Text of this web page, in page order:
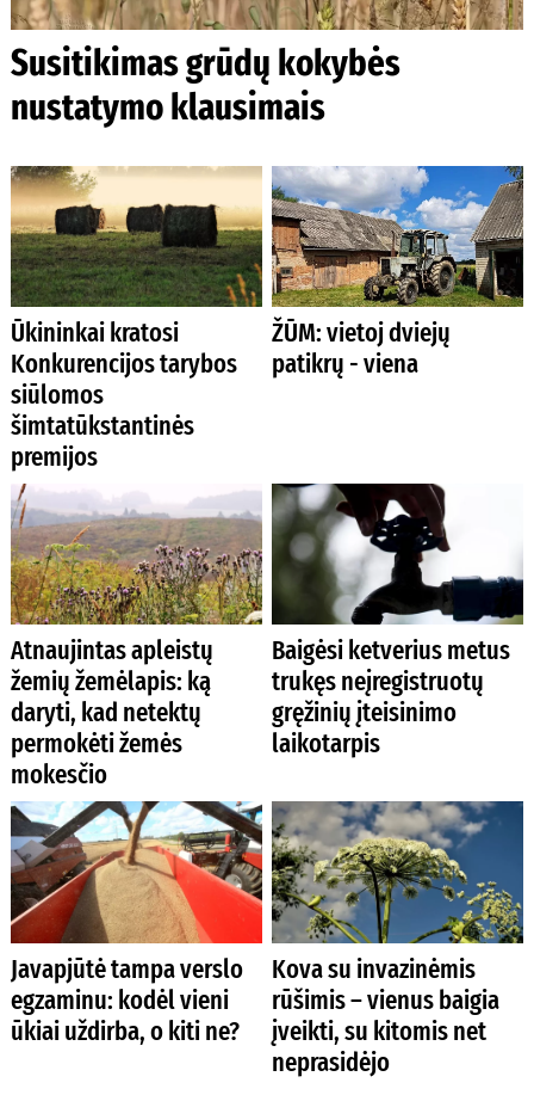
Susitikimas grūdų kokybės
nustatymo klausimais
Ūkininkai kratosi
Konkurencijos tarybos
siūlomos
šimtatūkstantinės
premijos
ŽŪM: vietoj dviejų
patikrų - viena
Atnaujintas apleistų
žemių žemėlapis: ką
daryti, kad netektų
permokėti žemės
mokesčio
Baigėsi ketverius metus
trukęs neįregistruotų
gręžinių įteisinimo
laikotarpis
Javapjūtė tampa verslo
egzaminu: kodėl vieni
ūkiai uždirba, o kiti ne?
Kova su invazinėmis
rūšimis – vienus baigia
įveikti, su kitomis net
neprasidėjo